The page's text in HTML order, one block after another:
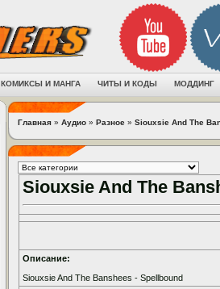
КОМИКСЫ И МАНГА ЧИТЫ И КОДЫ МОДДИНГ
Главная » Аудио » Разное » Siouxsie And The
Siouxsie And The
Описание:
Siouxsie And The Banshees - Spellbound